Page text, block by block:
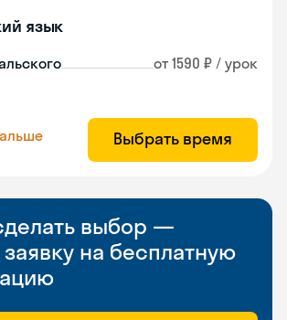
язык
от 1590 ₽ / урок
Выбрать время
выбор —
заявку на бесплатную